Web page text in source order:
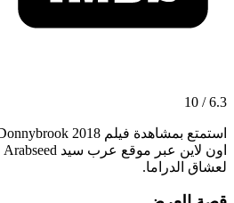
6.3 / 10
لعشاق الدراما.